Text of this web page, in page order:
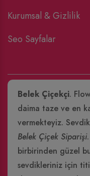
Kurumsal & Gizlilik
Seo Sayfalar
Belek Çiçekçi.
daima taze ve en
vermekteyiz.
Belek Çiçek Siparişi
birbirinden güzel
sevdikleriniz için